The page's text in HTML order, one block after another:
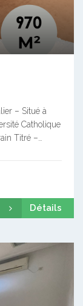
– Situé à
Catholique
Titré –…
Détails